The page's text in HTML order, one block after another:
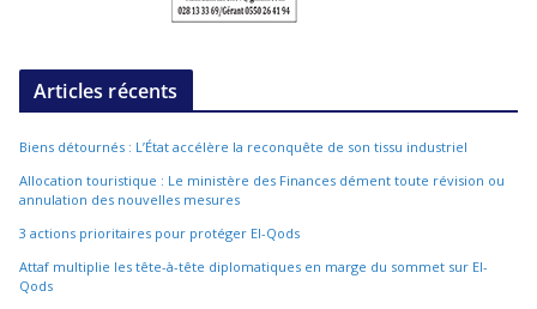
Articles récents
Biens détournés : L’État accélère la reconquête de son tissu industriel
Allocation touristique : Le ministère des Finances dément toute révision ou
annulation des nouvelles mesures
3 actions prioritaires pour protéger El-Qods
Attaf multiplie les tête-à-tête diplomatiques en marge du sommet sur El-
Qods